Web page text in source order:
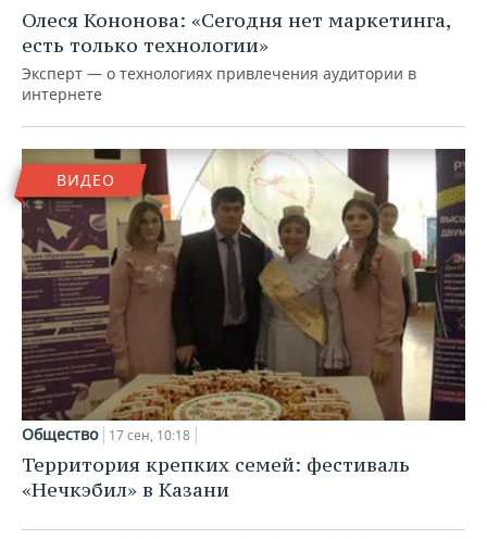
НЕФТЕХИМИЯ
НЕФТЬ
ОПК
ЭНЕРГЕТИКА
РОЗНИЧНАЯ ТОРГОВЛЯ
ТРАНСПОРТ
НОВОСТИ ТЕХНОЛОГИЙ
IT
ТЕЛЕКОММУНИКАЦИИ
МЕРОПРИЯТИЯ
НОВОСТИ МЕРОПРИЯТИЙ
БИЗНЕС-БРАНЧИ
ONLINE-КОНФЕРЕНЦИИ
ОТКРЫТАЯ ЛЕКЦИЯ
СПОРТ
ФУТБОЛ
ХОККЕЙ
БАСКЕТБОЛ
ВОЛЕЙБОЛ
КИБЕРСПОРТ
ФИГУРНОЕ КАТАНИЕ
ВОДНЫЕ ВИДЫ СПОРТА
НОВОСТИ ОБЩЕСТВА
ВЛАСТЬ
ИНФРАСТРУКТУРА
ИСТОРИЯ
КУЛЬТУРА
МЕДИЦИНА
ОБРАЗОВАНИЕ
ФОТОГАЛЕРЕЯ
СЮЖЕТЫ
СПРАВОЧНИК
СПИСОК ПЕРСОН
СПИСОК КОМПАНИЙ
ПОЛНАЯ ВЕРСИЯ
Олеся Кононова: «Сегодня нет маркетинга,
есть только технологии»
Эксперт — о технологиях привлечения аудитории в
интернете
ВИДЕО
Общество 17 сен, 10:18
Территория крепких семей: фестиваль
«Нечкэбил» в Казани